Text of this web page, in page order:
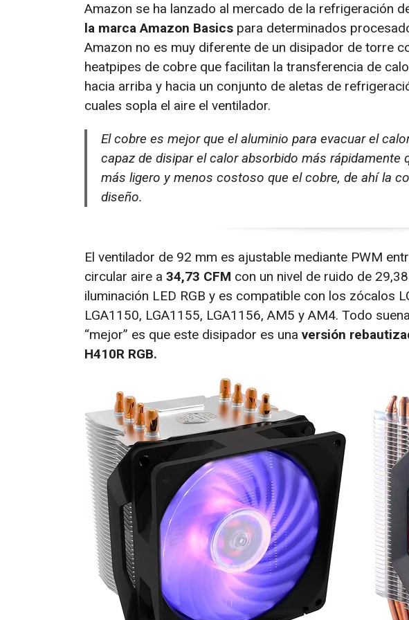
Amazon se ha lanzado al mercado de la refrigeración
la marca Amazon Basics para determinados
Amazon no es muy diferente de un disipador de torre
heatpipes de cobre que facilitan la transferencia de
hacia arriba y hacia un conjunto de aletas de
cuales sopla el aire el ventilador.
El cobre es mejor que el aluminio para evacuar el
capaz de disipar el calor absorbido más rápidamente
más ligero y menos costoso que el cobre, de ahí la
diseño.
El ventilador de 92 mm es ajustable mediante PWM
circular aire a 34,73 CFM con un nivel de ruido de
iluminación LED RGB y es compatible con los zócalos
LGA1150, LGA1155, LGA1156, AM5 y AM4. Todo
“mejor” es que este disipador es una versión
H410R RGB.